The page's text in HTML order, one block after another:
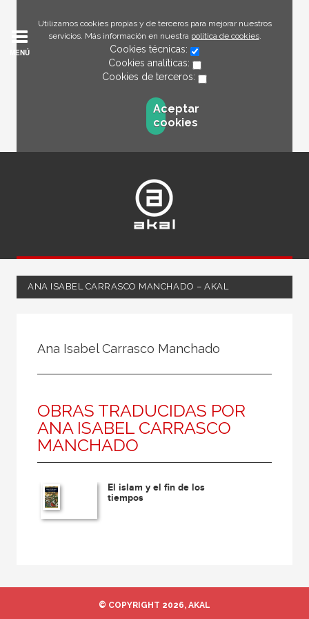
Utilizamos cookies propias y de terceros para mejorar nuestros
servicios. Más información en nuestra política de cookies.
Cookies técnicas:
Cookies analíticas:
Cookies de terceros:
Aceptar
cookies
MENÚ
ANA ISABEL CARRASCO MANCHADO – AKAL
Coordinador
Editor
Editora
Escritora
Ilustrador
Ana Isabel Carrasco Manchado
OBRAS TRADUCIDAS POR
ANA ISABEL CARRASCO
MANCHADO
El islam y el fin de los
tiempos
© COPYRIGHT 2026, AKAL